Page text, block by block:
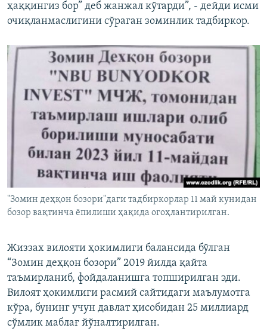
ҳаққингиз бор” деб жанжал кўтарди”, - дейди исми
очиқланмаслигини сўраган зоминлик тадбиркор.
"Зомин деҳқон бозори"даги тадбиркорлар 11 май кунидан
бозор вақтинча ёпилиши ҳақида огоҳлантирилган.
Жиззах вилояти ҳокимлиги балансида бўлган
“Зомин деҳқон бозори” 2019 йилда қайта
таъмирланиб, фойдаланишга топширилган эди.
Вилоят ҳокимлиги расмий сайтидаги маълумотга
кўра, бунинг учун давлат ҳисобидан 25 миллиард
сўмлик маблағ йўналтирилган.